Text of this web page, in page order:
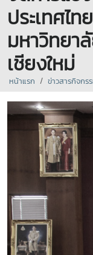
ประเทศไ
มหาวิทยา
เชียงใหม่
หน้าแรก ข่าวสารกิจกร